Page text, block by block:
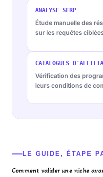
ANALYSE SERP
Étude manuelle des
sur les requêtes
CATALOGUES
Vérification des
leurs conditions de
LE GUIDE, ÉTAPE
Comment valider une niche